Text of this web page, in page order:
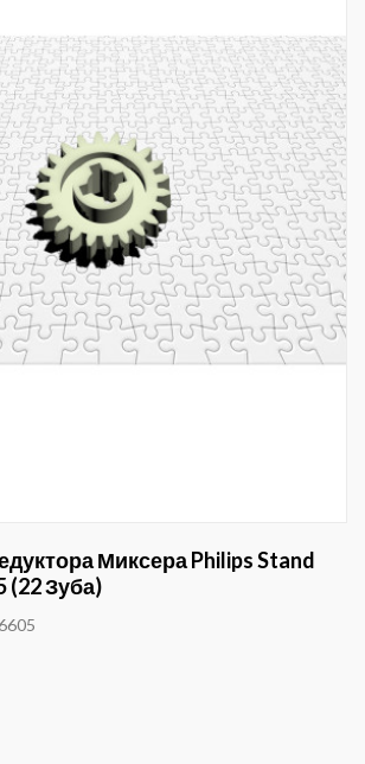
Миксера Philips Stand
(22 Зуба)